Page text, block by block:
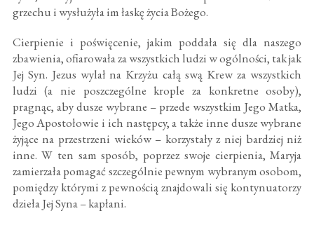
grzechu i wysłużyła im łaskę życia Bożego.
Cierpienie i poświęcenie, jakim poddała się dla naszego
zbawienia, ofiarowała za wszystkich ludzi w ogólności, tak jak
Jej Syn. Jezus wylał na Krzyżu całą swą Krew za wszystkich
ludzi (a nie poszczególne krople za konkretne osoby),
pragnąc, aby dusze wybrane – przede wszystkim Jego Matka,
Jego Apostołowie i ich następcy, a także inne dusze wybrane
żyjące na przestrzeni wieków – korzystały z niej bardziej niż
inne. W ten sam sposób, poprzez swoje cierpienia, Maryja
zamierzała pomagać szczególnie pewnym wybranym osobom,
pomiędzy którymi z pewnością znajdowali się kontynuatorzy
dzieła Jej Syna – kapłani.